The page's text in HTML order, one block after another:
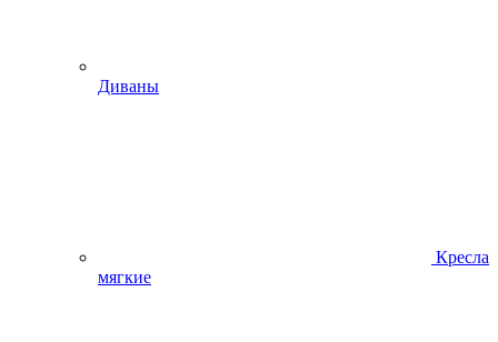
Диваны
Кресла
мягкие